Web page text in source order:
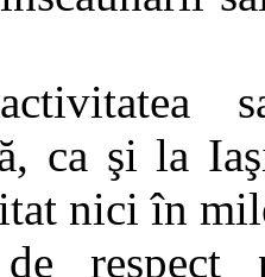
ca şi la
nici în
respect